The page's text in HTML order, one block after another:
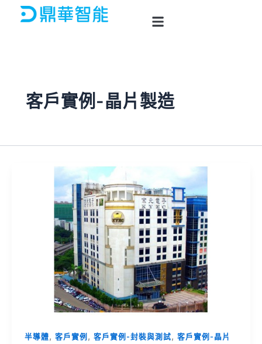
客戶實例-晶片製造
半導體, 客戶實例 , 客戶實例-封裝與測試, 客戶實例-晶片